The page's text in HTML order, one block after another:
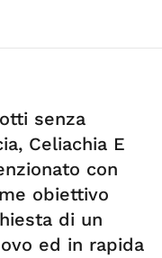
senza
Celiachia E
con
obiettivo
di un
ed in rapida